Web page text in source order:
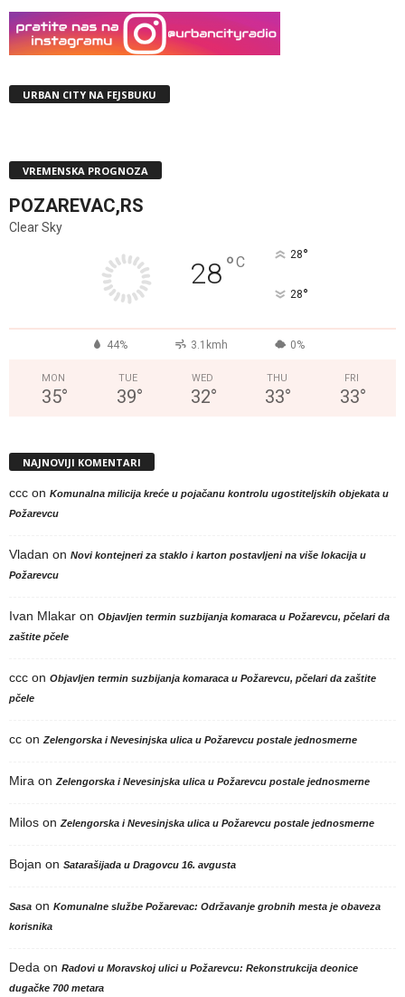
URBAN CITY NA FEJSBUKU
VREMENSKA PROGNOZA
POZAREVAC,RS
Clear Sky
28°C 28°
28°
44% 3.1kmh 0%
MON
35°
TUE
39°
WED
32°
THU
33°
FRI
33°
NAJNOVIJI KOMENTARI
ccc on Komunalna milicija kreće u pojačanu kontrolu ugostiteljskih objekata u
Požarevcu
Vladan on Novi kontejneri za staklo i karton postavljeni na više lokacija u
Požarevcu
Ivan Mlakar on Objavljen termin suzbijanja komaraca u Požarevcu, pčelari da
zaštite pčele
ccc on Objavljen termin suzbijanja komaraca u Požarevcu, pčelari da zaštite
pčele
cc onZelengorska i Nevesinjska ulica u Požarevcu postale jednosmerne
Mira onZelengorska i Nevesinjska ulica u Požarevcu postale jednosmerne
Milos onZelengorska i Nevesinjska ulica u Požarevcu postale jednosmerne
Bojan on Satarašijada u Dragovcu 16. avgusta
Sasa on Komunalne službe Požarevac: Održavanje grobnih mesta je obaveza
korisnika
Deda on Radovi u Moravskoj ulici u Požarevcu: Rekonstrukcija deonice
dugačke 700 metara